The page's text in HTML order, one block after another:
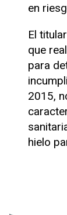
en
El
que
para
2015,
hielo